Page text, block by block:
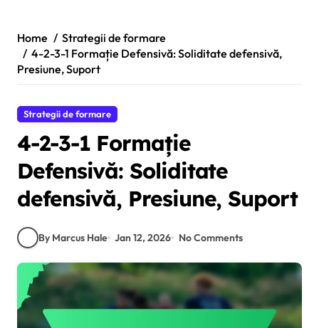
Home
Strategii de formare
4-2-3-1 Formație Defensivă: Soliditate defensivă,
Presiune, Suport
Strategii de formare
4-2-3-1 Formație
Defensivă: Soliditate
defensivă, Presiune, Suport
By Marcus Hale Jan 12, 2026 No Comments